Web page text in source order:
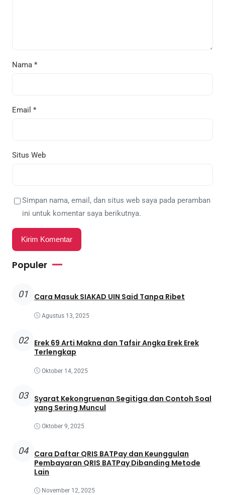
Nama *
Email *
Situs Web
Simpan nama, email, dan situs web saya pada peramban
ini untuk komentar saya berikutnya.
Populer
01 Cara Masuk SIAKAD UIN Said Tanpa Ribet
Agustus 13, 2025
02
Erek 69 Arti Makna dan Tafsir Angka Erek Erek
Terlengkap
Oktober 14, 2025
03
Syarat Kekongruenan Segitiga dan Contoh Soal
yang Sering Muncul
Oktober 9, 2025
04
Cara Daftar QRIS BATPay dan Keunggulan
Pembayaran QRIS BATPay Dibanding Metode
Lain
November 12, 2025